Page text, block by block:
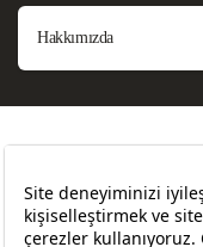
Hakkımızda
Bilgi Toplumu Hizmetleri
Sıkça Sorulan Sorular